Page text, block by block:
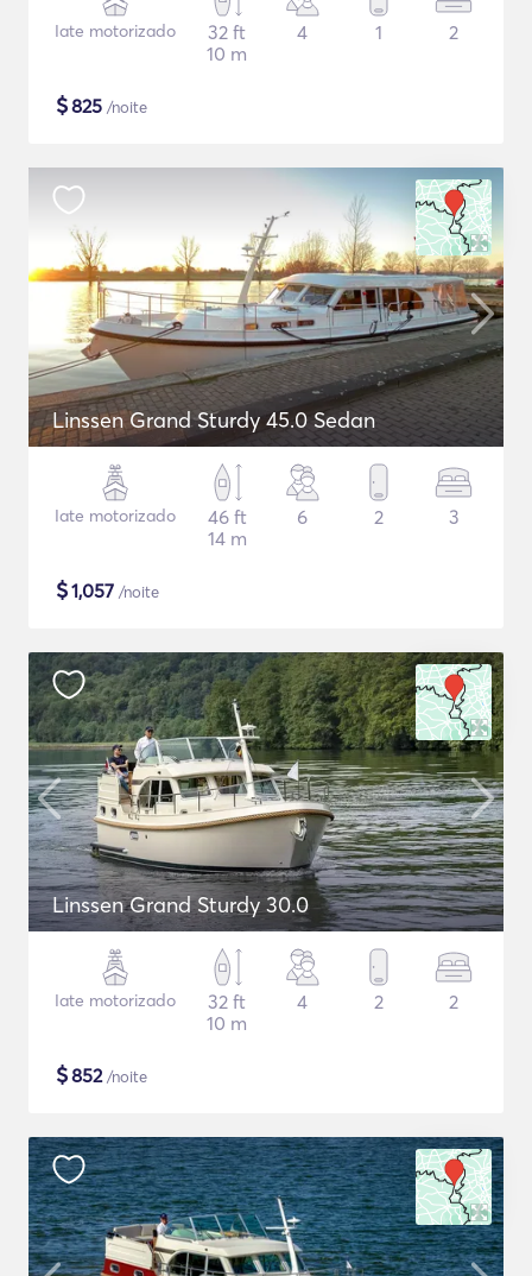
Iate motorizado
32 ft
10 m
4 1 2
$825 /noite
Linssen Grand Sturdy 45.0 Sedan
Iate motorizado
46 ft
14 m
6 2 3
$1,057 /noite
Linssen Grand Sturdy 30.0
Iate motorizado
32 ft
10 m
4 2 2
$852/noite